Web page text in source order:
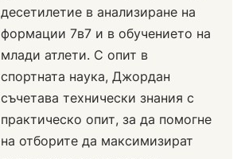
десетилетие в анализиране на
формации 7в7 и в обучението на
млади атлети. С опит в
спортната наука, Джордан
съчетава технически знания с
практическо опит, за да помогне
на отборите да максимизират